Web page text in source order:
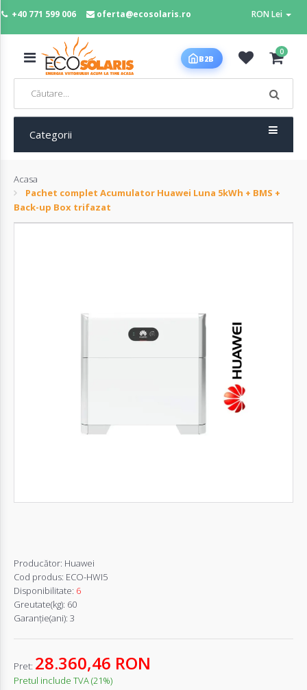
+40 771 599 006 oferta@ecosolaris.ro RON Lei
MENIU
Panouri
fotovoltaice
Sisteme
fotovoltaice
B2B
0
Categorii
Acasa
Pachet complet Acumulator Huawei Luna 5kWh + BMS +
Back-up Box trifazat
Producător: Huawei
Cod produs: ECO-HWI5
Disponibilitate: 6
Greutate(kg): 60
Garanţie(ani): 3
Pret: 28.360,46 RON
Pretul include TVA (21%)